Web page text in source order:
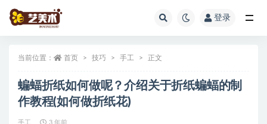
登录
当前位置： 首页 技巧 手工 正文
蝙蝠折纸如何做呢？介绍关于折纸蝙蝠的制
作教程(如何做折纸花)
手工 3 年前